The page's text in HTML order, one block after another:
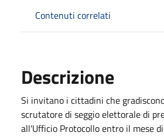
Contenuti correlati
Descrizione
Si invitano i cittadini che
scrutatore di seggio elettorale di
all'Ufficio Protocollo entro il mese